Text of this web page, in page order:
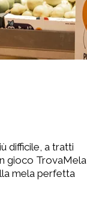
difficile, a tratti
gioco TrovaMela,
mela perfetta